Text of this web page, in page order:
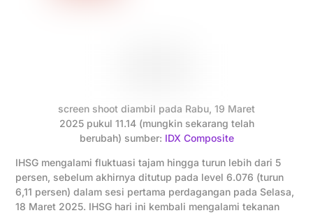
screen shoot diambil pada Rabu, 19 Maret
2025 pukul 11.14 (mungkin sekarang telah
berubah) sumber: IDX Composite
IHSG mengalami fluktuasi tajam hingga turun lebih dari 5
persen, sebelum akhirnya ditutup pada level 6.076 (turun
6,11 persen) dalam sesi pertama perdagangan pada Selasa,
18 Maret 2025. IHSG hari ini kembali mengalami tekanan